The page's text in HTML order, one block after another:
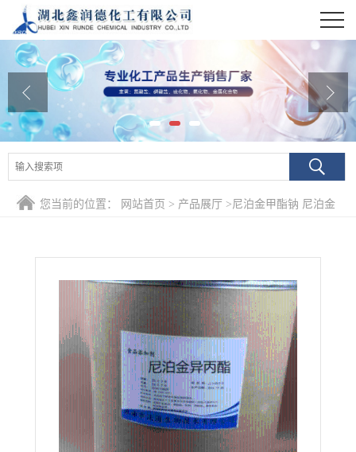
公司首页
公司介绍
公司动态
产品展厅
证书荣誉
您当前的位置： 网站首页 > 产品展厅 >尼泊金甲酯钠 尼泊金